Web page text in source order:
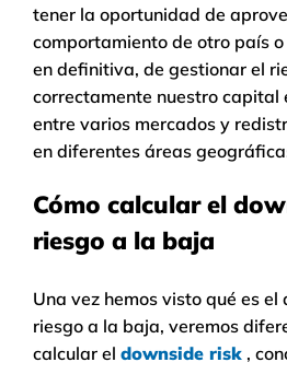
tener la oportunidad de
comportamiento de otro país
en definitiva, de gestionar el
correctamente nuestro capital
entre varios mercados y
en diferentes áreas
Cómo calcular el
riesgo a la baja
Una vez hemos visto qué es
riesgo a la baja, veremos
calcular el downside risk ,